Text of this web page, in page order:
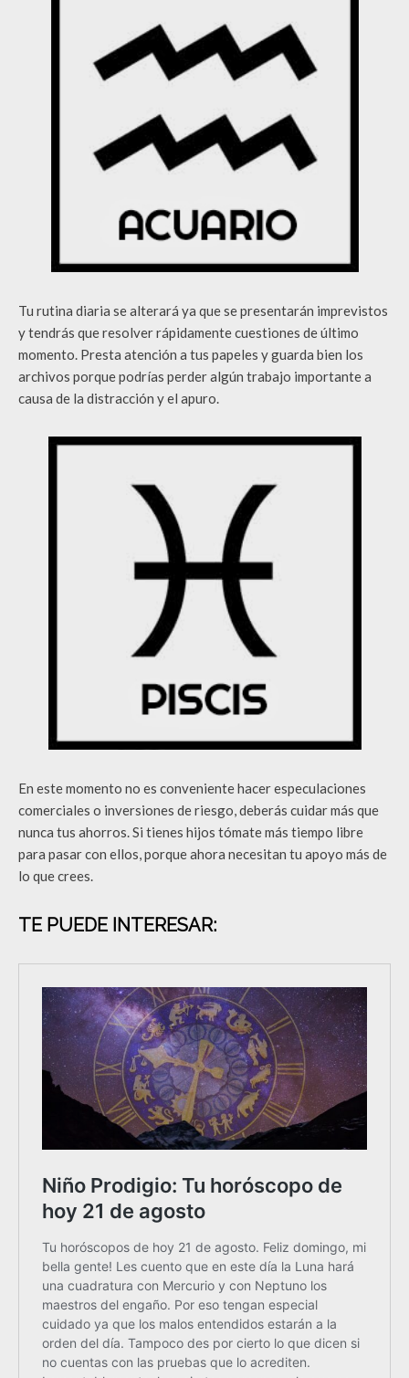
Tu rutina diaria se alterará ya que se presentarán imprevistos
y tendrás que resolver rápidamente cuestiones de último
momento. Presta atención a tus papeles y guarda bien los
archivos porque podrías perder algún trabajo importante a
causa de la distracción y el apuro.
En este momento no es conveniente hacer especulaciones
comerciales o inversiones de riesgo, deberás cuidar más que
nunca tus ahorros. Si tienes hijos tómate más tiempo libre
para pasar con ellos, porque ahora necesitan tu apoyo más de
lo que crees.
TE PUEDE INTERESAR: